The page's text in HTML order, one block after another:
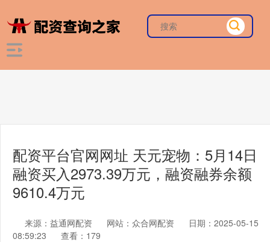
配资平台官网网址 天元宠物：5月14日
融资买入2973.39万元，融资融券余额
9610.4万元
来源：益通网配资 网站：众合网配资
日期：2025-05-15
08:59:23
查看：179